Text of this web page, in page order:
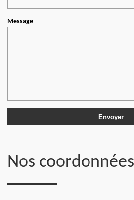
Message
Nos coordonnées